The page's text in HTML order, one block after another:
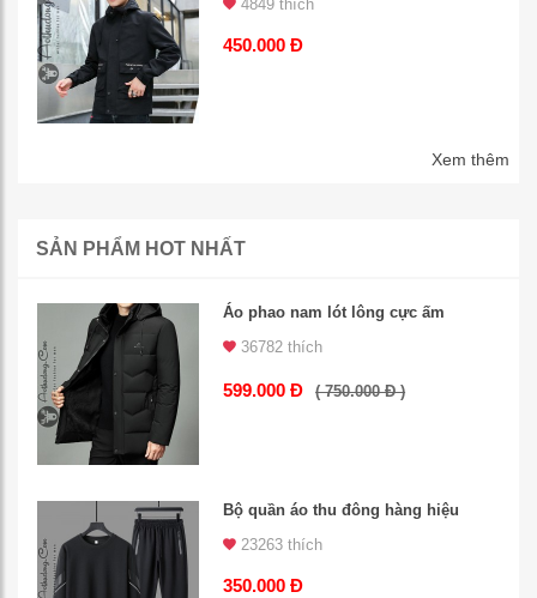
4849 thích
450.000 Đ
Xem thêm
SẢN PHẨM HOT NHẤT
Áo phao nam lót lông cực ấm
36782 thích
599.000 Đ ( 750.000 Đ )
Bộ quần áo thu đông hàng hiệu
23263 thích
350.000 Đ